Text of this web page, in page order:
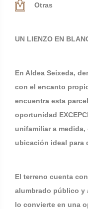
Otras
UN LIENZO EN
En Aldea Seixeda,
con el encanto
encuentra esta
oportunidad
unifamiliar a
ubicación ideal para
El terreno cuenta
alumbrado público y
lo convierte en una